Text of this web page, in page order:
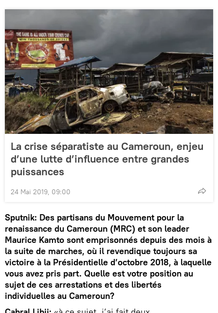
La crise séparatiste au Cameroun, enjeu
d’une lutte d’influence entre grandes
puissances
24 Mai 2019, 09:00
Sputnik: Des partisans du Mouvement pour la
renaissance du Cameroun (MRC) et son leader
Maurice Kamto sont emprisonnés depuis des mois à
la suite de marches, où il revendique toujours sa
victoire à la Présidentielle d’octobre 2018, à laquelle
vous avez pris part. Quelle est votre position au
sujet de ces arrestations et des libertés
individuelles au Cameroun?